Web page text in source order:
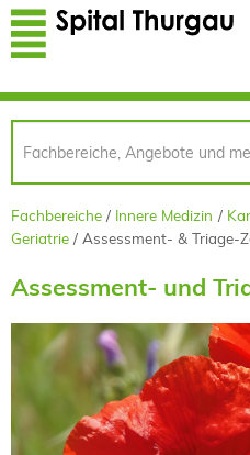
Direkt zum Inhalt
Fachbereiche Innere Medizin
Geriatrie
Assessment- & Triage-
Assessment- und